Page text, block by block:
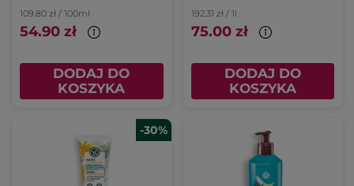
109.80 zł / 100ml
54.90 zł
DODAJ DO
KOSZYKA
192.31 zł / 1l
75.00 zł
DODAJ DO
KOSZYKA
-30%